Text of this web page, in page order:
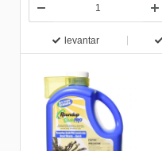
levantar